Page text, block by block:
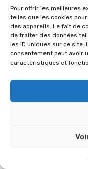
Pour offrir les meilleures
telles que les cookies
des appareils. Le fait de
de traiter des données
les ID uniques sur ce site.
consentement peut avoir
caractéristiques et